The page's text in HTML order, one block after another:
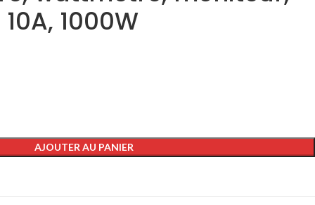
1000W
AJOUTER AU PANIER